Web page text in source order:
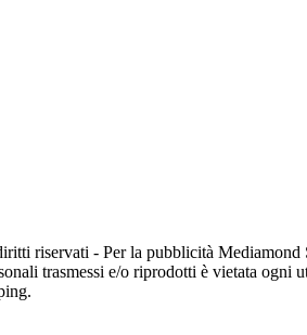
riservati - Per la pubblicità
trasmessi e/o riprodotti è vietata ogni